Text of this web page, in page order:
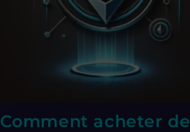
Comment acheter de